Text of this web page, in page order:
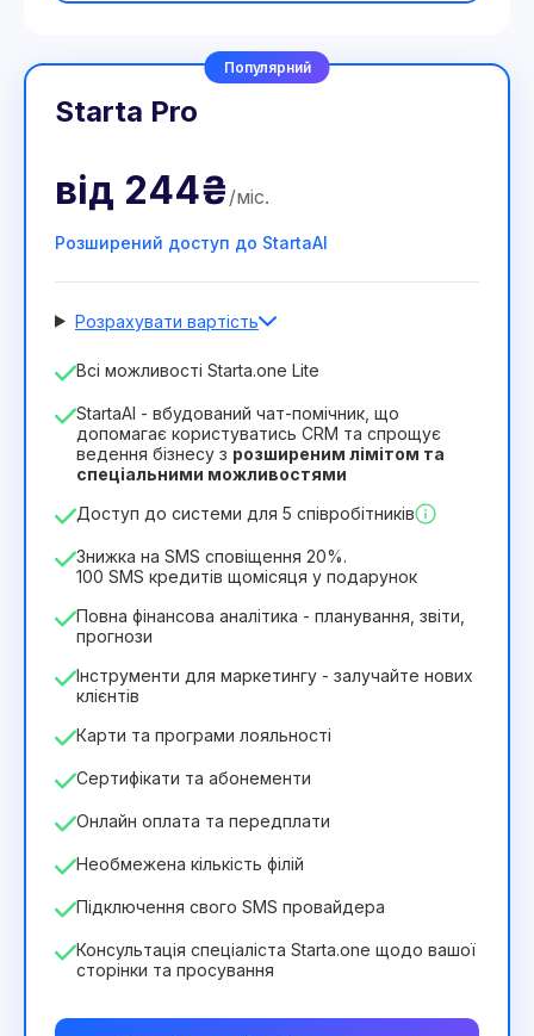
Популярний
Starta Pro
від 244₴ /міс.
Розширений доступ до StartaAI
Розрахувати вартість
Кількість співробітників
Тривалість ліцензії
12 Months (знижка -25%) Вигідний
349₴ 244₴ /місяць
Всі можливості Starta.one Lite
StartaAI - вбудований чат-помічник, що
допомагає користуватись CRM та спрощує
ведення бізнесу з розширеним лімітом та
спеціальними можливостями
Доступ до системи для 5 співробітників
Знижка на SMS сповіщення 20%.
100 SMS кредитів щомісяця у подарунок
Повна фінансова аналітика - планування, звіти,
прогнози
Інструменти для маркетингу - залучайте нових
клієнтів
Карти та програми лояльності
Сертифікати та абонементи
Онлайн оплата та передплати
Необмежена кількість філій
Підключення свого SMS провайдера
Консультація спеціаліста Starta.one щодо вашої
сторінки та просування